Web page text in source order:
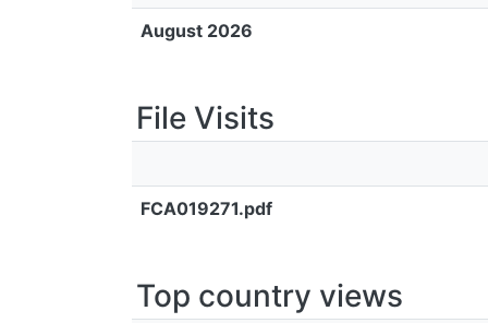
August 2026
File Visits
FCA019271.pdf
Top country views